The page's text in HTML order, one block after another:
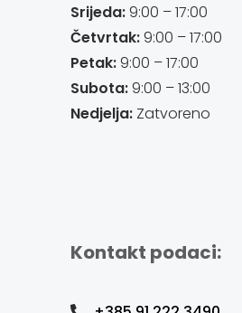
Srijeda:9:00 – 17:00
Četvrtak:9:00 – 17:00
Petak:9:00 – 17:00
Subota:9:00 – 13:00
Nedjelja:Zatvoreno
Kontakt podaci: